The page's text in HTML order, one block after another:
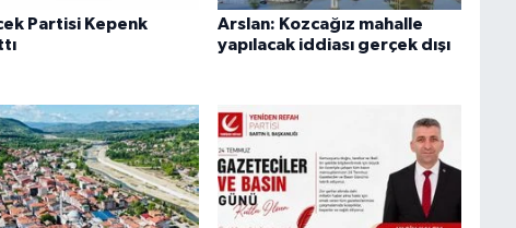
Partisi Kepenk
Arslan: Kozcağız mahalle
yapılacak iddiası gerçek dışı